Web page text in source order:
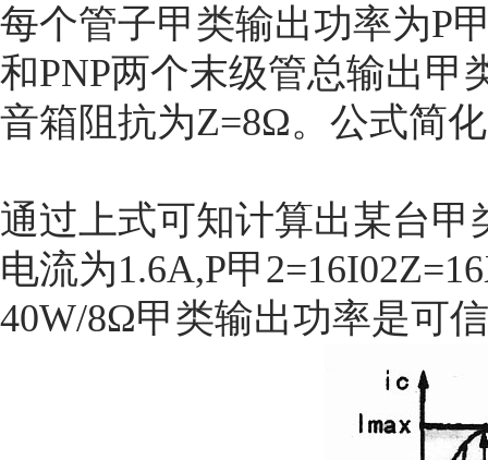
每个管子甲类输出功率为P
和PNP两个末级管总输出甲
音箱阻抗为Z=8Ω。公式简
通过上式可知计算出某台
电流为1.6A,P甲
40W/8Ω甲类输出功率是可